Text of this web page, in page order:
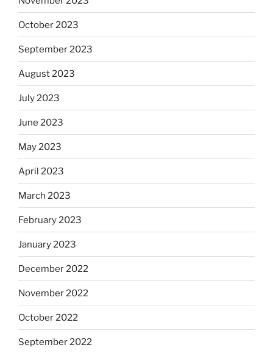
October 2023
September 2023
August 2023
July 2023
June 2023
May 2023
April 2023
March 2023
February 2023
January 2023
December 2022
November 2022
October 2022
September 2022